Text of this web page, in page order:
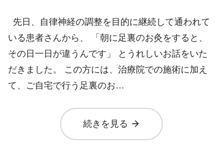
先日、自律神経の調整を目的に継続して通われて
いる患者さんから、 「朝に足裏のお灸をすると、
その日一日が違うんです」 とうれしいお話をいた
だきました。 この方には、治療院での施術に加え
て、ご自宅で行う足裏のお…
続きを見る arrow_forward